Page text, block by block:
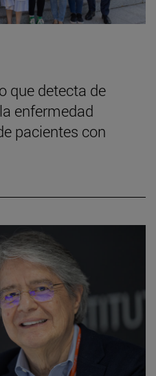
que detecta de
enfermedad
pacientes con